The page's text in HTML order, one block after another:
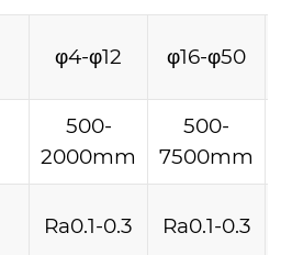
φ4-φ12 φ16-φ50
500-
2000mm
500-
7500mm
Ra0.1-0.3 Ra0.1-0.3